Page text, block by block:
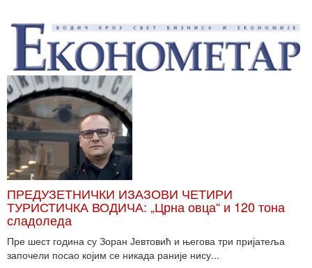
ПРЕДУЗЕТНИЧКИ ИЗАЗОВИ ЧЕТИРИ
ТУРИСТИЧКА ВОДИЧА: „Црна овца“ и 120 тона
сладоледа
Пре шест година су Зоран Јевтовић и његова три пријатеља
започели посао којим се никада раније нису...